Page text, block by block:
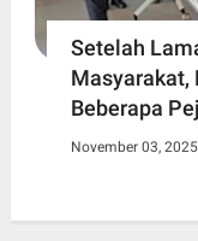
Setelah
Masyarakat,
Beberapa
November 03, 2025